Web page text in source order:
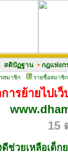
สติปัฏฐาน• กฎแห่งก
สมาชิก รายชื่อสมาชิก
ารย้ายไปเ
15
ช่วยเหลือเด็ก